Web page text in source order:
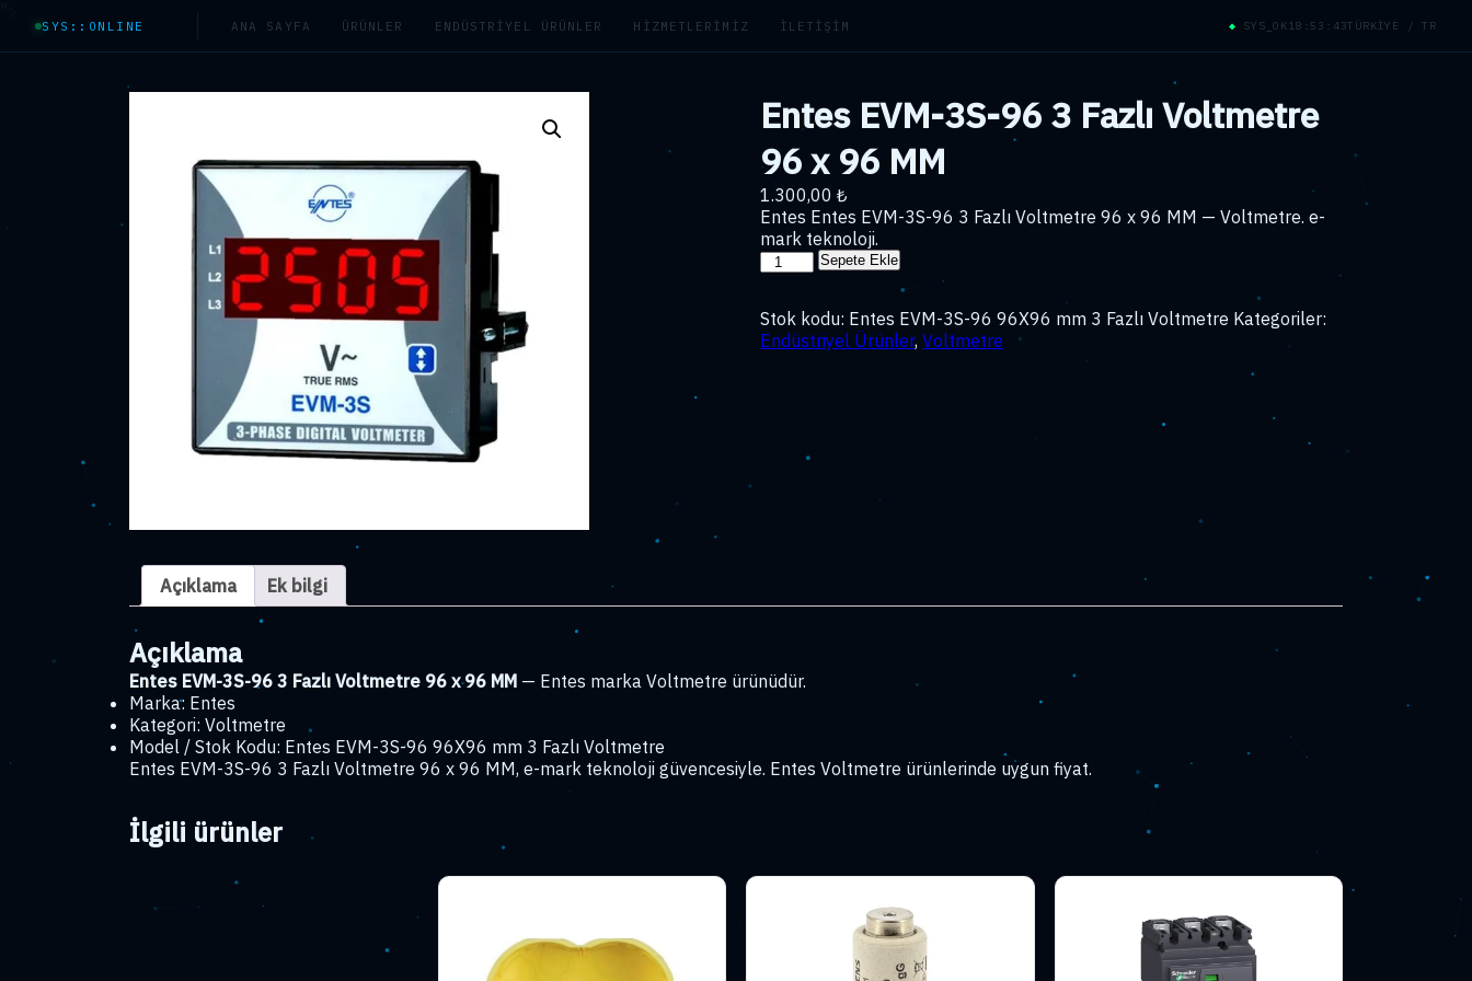
SYS::ONLINE ANA SAYFA ÜRÜNLER ENDÜSTRIYEL ÜRÜNLER HIZMETLERIMIZ İLETIŞIM ◆ SYS_OK18:53:43TÜRKİYE / TR
Entes EVM-3S-96 3 Fazlı Voltmetre
96 x 96 MM
1.300,00₺
Entes Entes EVM-3S-96 3 Fazlı Voltmetre 96 x 96 MM — Voltmetre. e-
mark teknoloji.
Entes
96
3
Sepete Ekle
Stok kodu: Entes EVM-3S-96 96X96 mm 3 Fazlı Voltmetre Kategoriler:
Endüstriyel Ürünler,Voltmetre
Açıklama Ek bilgi
Açıklama
Entes EVM-3S-96 3 Fazlı Voltmetre 96 x 96 MM — Entes marka Voltmetre ürünüdür.
Marka: Entes
Kategori: Voltmetre
Model / Stok Kodu: Entes EVM-3S-96 96X96 mm 3 Fazlı Voltmetre
Entes EVM-3S-96 3 Fazlı Voltmetre 96 x 96 MM, e-mark teknoloji güvencesiyle. Entes Voltmetre ürünlerinde uygun fiyat.
İlgili ürünler